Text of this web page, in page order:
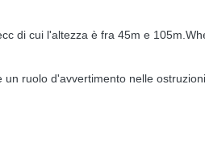
di cui l'altezza è fra 45m e
ruolo d'avvertimento nelle